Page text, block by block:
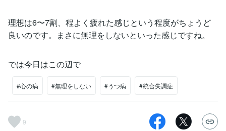
理想は6〜7割、程よく疲れた感じという程度がちょうど
良いのです。まさに無理をしないといった感じですね。
では今日はこの辺で
#心の病 #無理をしない #うつ病 #統合失調症
9